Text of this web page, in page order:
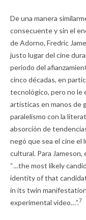
De una manera
consecuente y sin el
de Adorno, Fredric
justo lugar del cine
periodo del
cinco décadas, en
tecnológico, pero no le
artísticas en manos de
paralelismo con la
absorción de
negó que sea el cine el
cultural. Para
“…the most likely
identity of that
in its twin
experimental video…”.7